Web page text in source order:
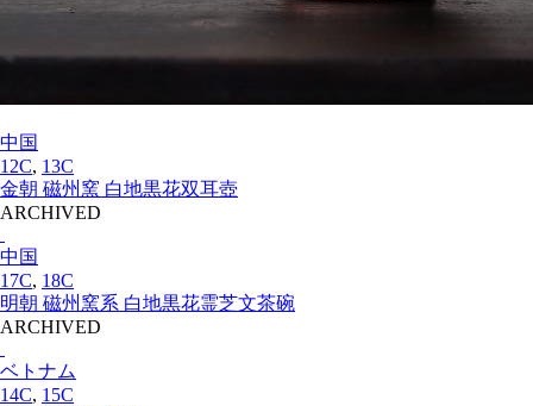
中国
12C, 13C
金朝 磁州窯 白地黒花双耳壺
ARCHIVED
中国
17C, 18C
明朝 磁州窯系 白地黒花霊芝文茶碗
ARCHIVED
ベトナム
14C, 15C